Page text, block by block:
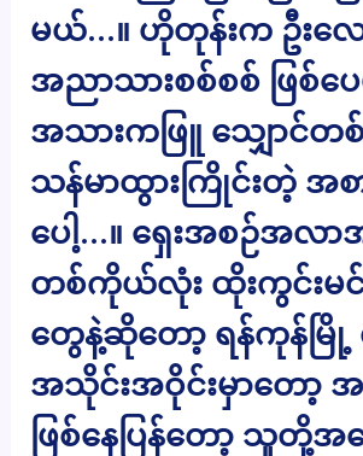
မယ်…။ ဟိုတုန်းက ဦးလ
အညာသားစစ်စစ် ဖြစ်ပ
အသားကဖြူ သျှောင်တစ်
သန်မာထွားကြိုင်းတဲ့ အ
ပေါ့…။ ရှေးအစဉ်အလ
တစ်ကိုယ်လုံး ထိုးကွင်းမင်
တွေနဲ့ဆိုတော့ ရန်ကုန်မ
အသိုင်းအဝိုင်းမှာတော့
ဖြစ်နေပြန်တော့ သူတို့အခ